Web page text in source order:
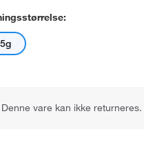
Denne vare kan ikke returneres.